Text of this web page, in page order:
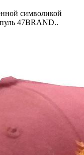
символикой
47BRAND..